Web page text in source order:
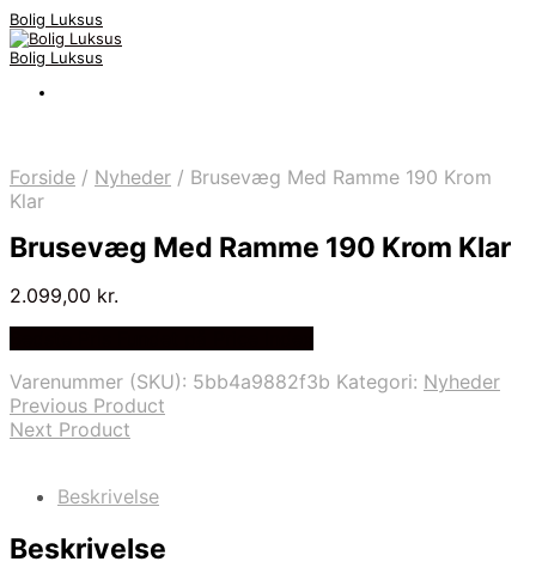
Bolig Luksus
Bolig Luksus
Forside / Nyheder / Brusevæg Med Ramme 190 Krom
Klar
Brusevæg Med Ramme 190 Krom Klar
2.099,00 kr.
Varenummer (SKU): 5bb4a9882f3b Kategori: Nyheder
Previous Product
Next Product
Beskrivelse
Beskrivelse